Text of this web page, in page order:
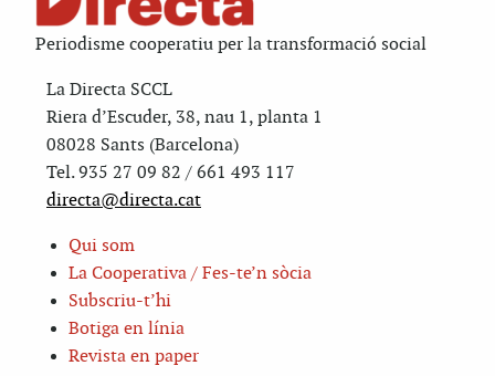
Periodisme cooperatiu per la transformació social
La Directa SCCL
Riera d’Escuder, 38, nau 1, planta 1
08028 Sants (Barcelona)
Tel. 935 27 09 82 / 661 493 117
directa@directa.cat
Qui som
La Cooperativa / Fes-te’n sòcia
Subscriu-t’hi
Botiga en línia
Revista en paper